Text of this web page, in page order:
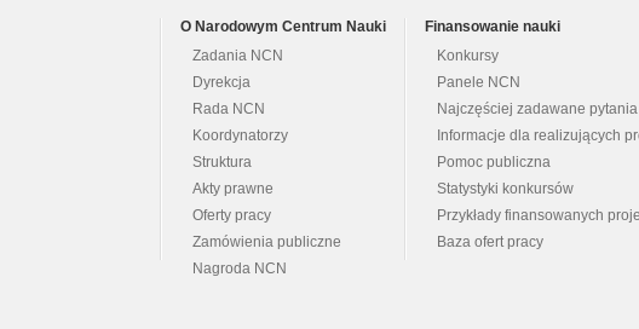
O Narodowym Centrum Nauki
Zadania NCN
Dyrekcja
Rada NCN
Koordynatorzy
Struktura
Akty prawne
Oferty pracy
Zamówienia publiczne
Nagroda NCN
Finansowanie nauki
Konkursy
Panele NCN
Najczęściej zadawane pytania
Informacje dla realizujących
Pomoc publiczna
Statystyki konkursów
Przykłady finansowanych
Baza ofert pracy